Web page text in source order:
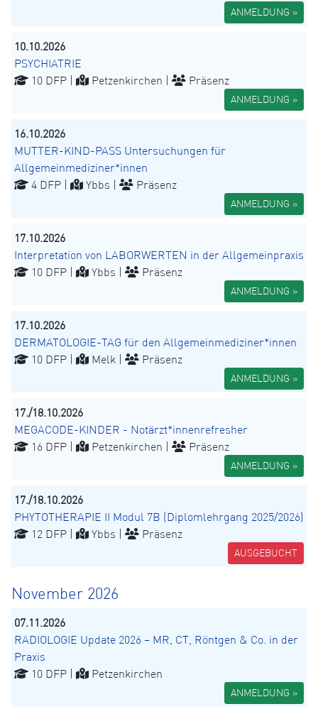
ANMELDUNG »
10.10.2026
PSYCHIATRIE
10 DFP |
Petzenkirchen | Präsenz
ANMELDUNG »
16.10.2026
MUTTER-KIND-PASS Untersuchungen für
Allgemeinmediziner*innen
4 DFP |
Ybbs | Präsenz
ANMELDUNG »
17.10.2026
Interpretation von LABORWERTEN in der Allgemeinpraxis
10 DFP |
Ybbs | Präsenz
ANMELDUNG »
17.10.2026
DERMATOLOGIE-TAG für den Allgemeinmediziner*innen
10 DFP |
Melk | Präsenz
ANMELDUNG »
17./18.10.2026
MEGACODE-KINDER - Notärzt*innenrefresher
16 DFP |
Petzenkirchen | Präsenz
ANMELDUNG »
17./18.10.2026
PHYTOTHERAPIE II Modul 7B (Diplomlehrgang 2025/2026)
12 DFP |
Ybbs | Präsenz
AUSGEBUCHT
November 2026
07.11.2026
RADIOLOGIE Update 2026 – MR, CT, Röntgen & Co. in der
Praxis
10 DFP |
Petzenkirchen
ANMELDUNG »